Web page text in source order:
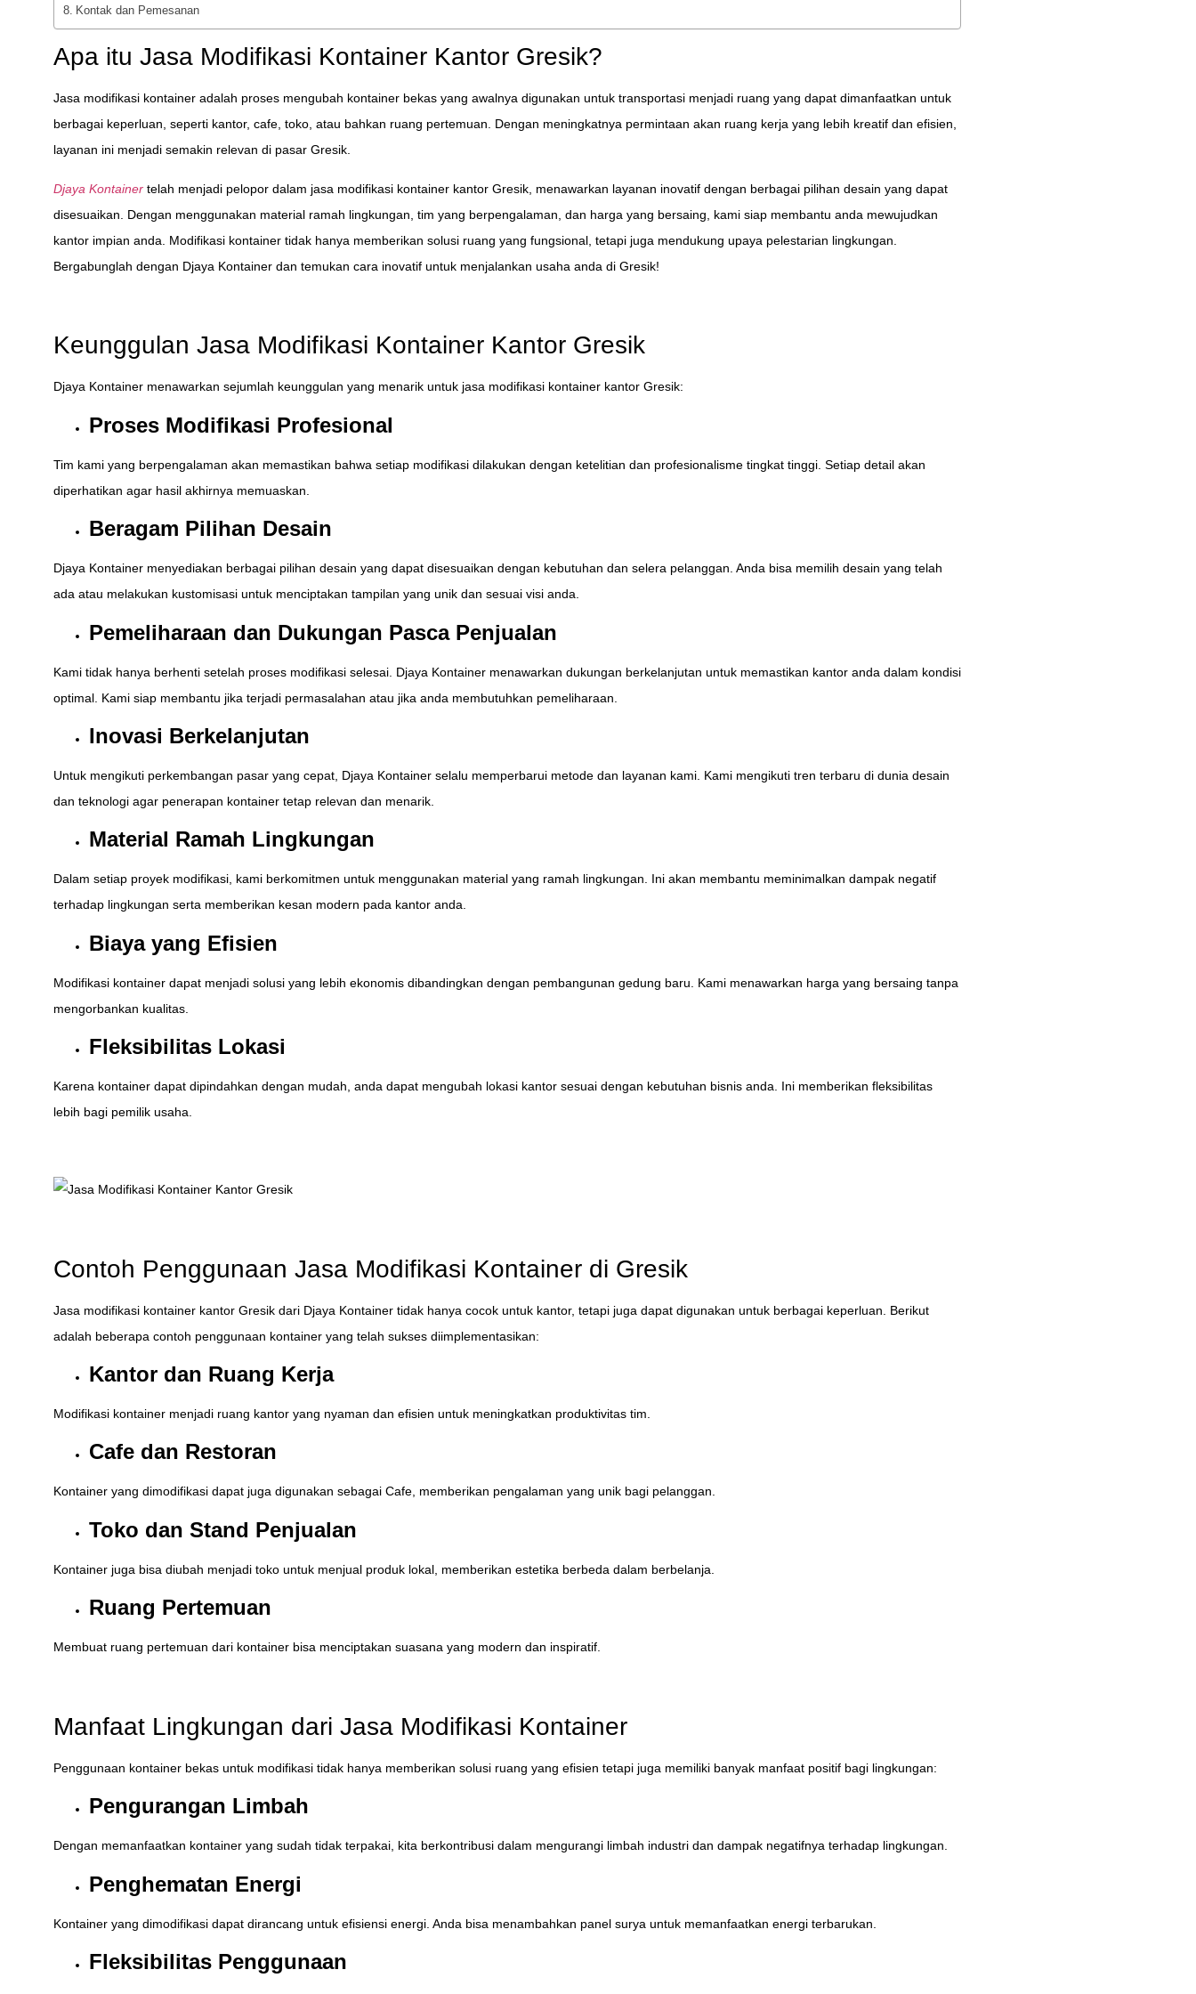
Kontak dan Pemesanan
Apa itu Jasa Modifikasi Kontainer Kantor Gresik?
Jasa modifikasi kontainer adalah proses mengubah kontainer bekas yang awalnya digunakan untuk transportasi menjadi ruang yang dapat dimanfaatkan untuk
berbagai keperluan, seperti kantor, cafe, toko, atau bahkan ruang pertemuan. Dengan meningkatnya permintaan akan ruang kerja yang lebih kreatif dan efisien,
layanan ini menjadi semakin relevan di pasar Gresik.
Djaya Kontainer telah menjadi pelopor dalam jasa modifikasi kontainer kantor Gresik, menawarkan layanan inovatif dengan berbagai pilihan desain yang dapat
disesuaikan. Dengan menggunakan material ramah lingkungan, tim yang berpengalaman, dan harga yang bersaing, kami siap membantu anda mewujudkan
kantor impian anda. Modifikasi kontainer tidak hanya memberikan solusi ruang yang fungsional, tetapi juga mendukung upaya pelestarian lingkungan.
Bergabunglah dengan Djaya Kontainer dan temukan cara inovatif untuk menjalankan usaha anda di Gresik!
Keunggulan Jasa Modifikasi Kontainer Kantor Gresik
Djaya Kontainer menawarkan sejumlah keunggulan yang menarik untuk jasa modifikasi kontainer kantor Gresik:
Proses Modifikasi Profesional
Tim kami yang berpengalaman akan memastikan bahwa setiap modifikasi dilakukan dengan ketelitian dan profesionalisme tingkat tinggi. Setiap detail akan
diperhatikan agar hasil akhirnya memuaskan.
Beragam Pilihan Desain
Djaya Kontainer menyediakan berbagai pilihan desain yang dapat disesuaikan dengan kebutuhan dan selera pelanggan. Anda bisa memilih desain yang telah
ada atau melakukan kustomisasi untuk menciptakan tampilan yang unik dan sesuai visi anda.
Pemeliharaan dan Dukungan Pasca Penjualan
Kami tidak hanya berhenti setelah proses modifikasi selesai. Djaya Kontainer menawarkan dukungan berkelanjutan untuk memastikan kantor anda dalam kondisi
optimal. Kami siap membantu jika terjadi permasalahan atau jika anda membutuhkan pemeliharaan.
Inovasi Berkelanjutan
Untuk mengikuti perkembangan pasar yang cepat, Djaya Kontainer selalu memperbarui metode dan layanan kami. Kami mengikuti tren terbaru di dunia desain
dan teknologi agar penerapan kontainer tetap relevan dan menarik.
Material Ramah Lingkungan
Dalam setiap proyek modifikasi, kami berkomitmen untuk menggunakan material yang ramah lingkungan. Ini akan membantu meminimalkan dampak negatif
terhadap lingkungan serta memberikan kesan modern pada kantor anda.
Biaya yang Efisien
Modifikasi kontainer dapat menjadi solusi yang lebih ekonomis dibandingkan dengan pembangunan gedung baru. Kami menawarkan harga yang bersaing tanpa
mengorbankan kualitas.
Fleksibilitas Lokasi
Karena kontainer dapat dipindahkan dengan mudah, anda dapat mengubah lokasi kantor sesuai dengan kebutuhan bisnis anda. Ini memberikan fleksibilitas
lebih bagi pemilik usaha.
Contoh Penggunaan Jasa Modifikasi Kontainer di Gresik
Jasa modifikasi kontainer kantor Gresik dari Djaya Kontainer tidak hanya cocok untuk kantor, tetapi juga dapat digunakan untuk berbagai keperluan. Berikut
adalah beberapa contoh penggunaan kontainer yang telah sukses diimplementasikan:
Kantor dan Ruang Kerja
Modifikasi kontainer menjadi ruang kantor yang nyaman dan efisien untuk meningkatkan produktivitas tim.
Cafe dan Restoran
Kontainer yang dimodifikasi dapat juga digunakan sebagai Cafe, memberikan pengalaman yang unik bagi pelanggan.
Toko dan Stand Penjualan
Kontainer juga bisa diubah menjadi toko untuk menjual produk lokal, memberikan estetika berbeda dalam berbelanja.
Ruang Pertemuan
Membuat ruang pertemuan dari kontainer bisa menciptakan suasana yang modern dan inspiratif.
Manfaat Lingkungan dari Jasa Modifikasi Kontainer
Penggunaan kontainer bekas untuk modifikasi tidak hanya memberikan solusi ruang yang efisien tetapi juga memiliki banyak manfaat positif bagi lingkungan:
Pengurangan Limbah
Dengan memanfaatkan kontainer yang sudah tidak terpakai, kita berkontribusi dalam mengurangi limbah industri dan dampak negatifnya terhadap lingkungan.
Penghematan Energi
Kontainer yang dimodifikasi dapat dirancang untuk efisiensi energi. Anda bisa menambahkan panel surya untuk memanfaatkan energi terbarukan.
Fleksibilitas Penggunaan